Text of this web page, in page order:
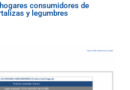
consumidores de
y legumbres